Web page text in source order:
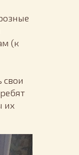
(к
свои
их